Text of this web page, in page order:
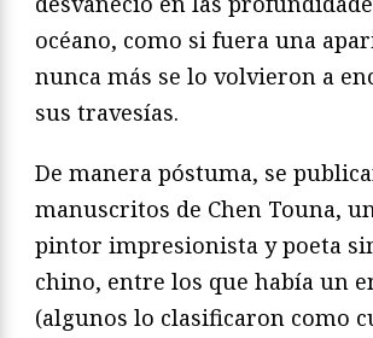
océano, como si fuera una
nunca más se lo volvieron a
sus travesías.
De manera póstuma, se
manuscritos de Chen Touna,
pintor impresionista y poeta
chino, entre los que había un
(algunos lo clasificaron como